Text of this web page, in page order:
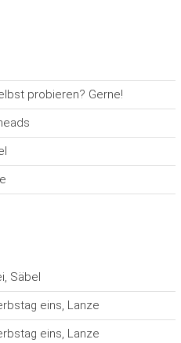
probieren? Gerne!
Säbel
eins, Lanze
eins, Lanze